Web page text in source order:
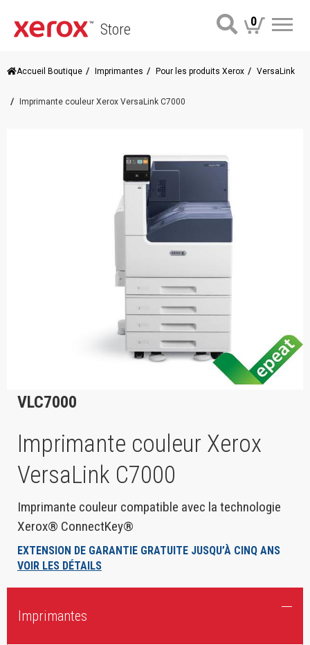
Store 0
Accueil Boutique Imprimantes Pour les produits Xerox VersaLink
Imprimante couleur Xerox VersaLink C7000
VLC7000
Imprimante couleur Xerox
VersaLink C7000
Imprimante couleur compatible avec la technologie
Xerox® ConnectKey®
EXTENSION DE GARANTIE GRATUITE JUSQU’À CINQ ANS
VOIR LES DÉTAILS
Imprimantes